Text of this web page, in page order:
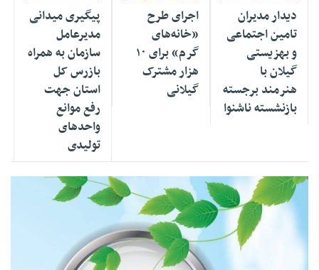
دیدار مدیران
تامین اجتماعی
و بهزیستی
گیلان با
هنرمند برجسته
بازنشسته ناشنوا
اجرای طرح
«خانه‌های
گرم» برای ۱۰
هزار مشترک
گیلانی
پیگیری میدانی
مدیرعامل
سازمان به همراه
بازرس کل
استان جهت
رفع موانع
واحدهای
تولیدی